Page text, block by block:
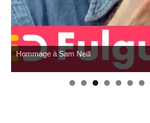
Hommage à Sam Neill